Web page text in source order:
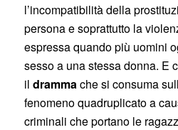
l’incompatibilità della
persona e soprattutto la
espressa quando più uomini
sesso a una stessa donna. E
il dramma che si consuma
fenomeno quadruplicato a
criminali che portano le